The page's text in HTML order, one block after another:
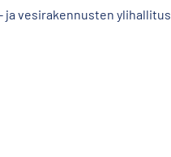
ja vesirakennusten ylihallitus